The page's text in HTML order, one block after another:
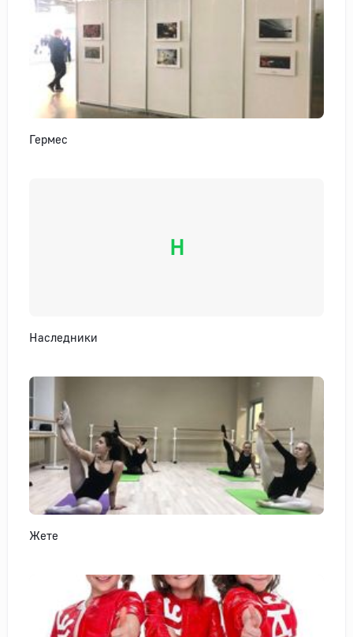
Гермес
Н
Наследники
Жете